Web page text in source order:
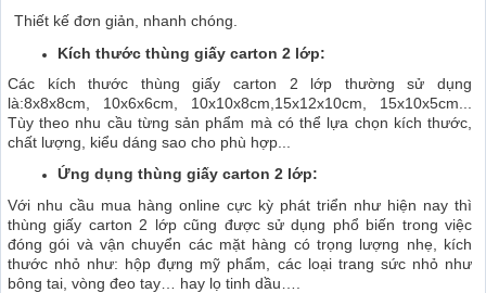
Thiết kế đơn giản, nhanh chóng.
Kích thước thùng giấy carton 2 lớp:
Các kích thước thùng giấy carton 2 lớp thường sử dụng
là:8x8x8cm, 10x6x6cm, 10x10x8cm,15x12x10cm, 15x10x5cm...
Tùy theo nhu cầu từng sản phẩm mà có thể lựa chọn kích thước,
chất lượng, kiểu dáng sao cho phù hợp...
Ứng dụng thùng giấy carton 2 lớp:
Với nhu cầu mua hàng online cực kỳ phát triển như hiện nay thì
thùng giấy carton 2 lớp cũng được sử dụng phổ biến trong việc
đóng gói và vận chuyển các mặt hàng có trọng lượng nhẹ, kích
thước nhỏ như: hộp đựng mỹ phẩm, các loại trang sức nhỏ như
bông tai, vòng đeo tay… hay lọ tinh dầu….